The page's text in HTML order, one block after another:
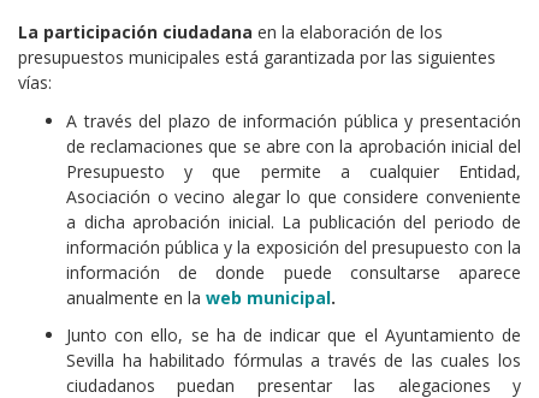
La participación ciudadana en la elaboración de los
presupuestos municipales está garantizada por las siguientes
vías:
A través del plazo de información pública y presentación
de reclamaciones que se abre con la aprobación inicial del
Presupuesto y que permite a cualquier Entidad,
Asociación o vecino alegar lo que considere conveniente
a dicha aprobación inicial. La publicación del periodo de
información pública y la exposición del presupuesto con la
información de donde puede consultarse aparece
anualmente en la web municipal.
Junto con ello, se ha de indicar que el Ayuntamiento de
Sevilla ha habilitado fórmulas a través de las cuales los
ciudadanos puedan presentar las alegaciones y